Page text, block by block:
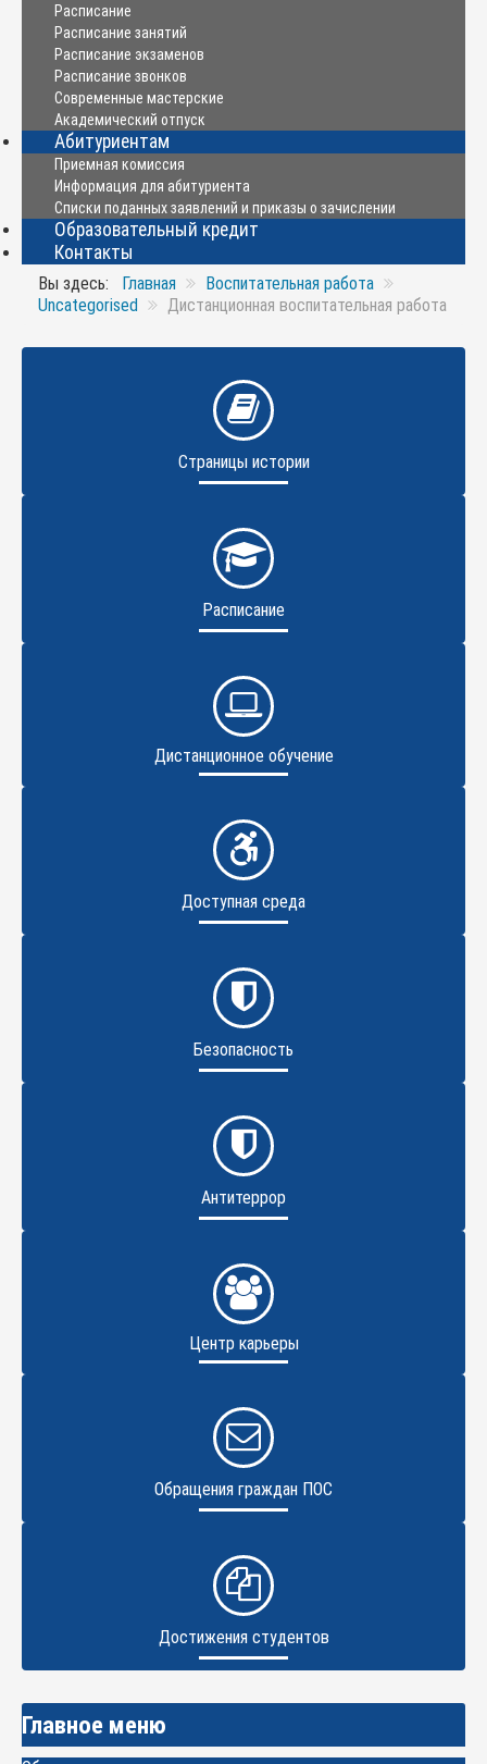
Расписание
Расписание занятий
Расписание экзаменов
Расписание звонков
Современные мастерские
Академический отпуск
Абитуриентам
Приемная комиссия
Информация для абитуриента
Списки поданных заявлений и приказы о зачислении
Образовательный кредит
Контакты
Вы здесь: Главная
Воспитательная работа
Uncategorised
Дистанционная воспитательная работа
Страницы истории
Расписание
Дистанционное обучение
Доступная среда
Безопасность
Антитеррор
Центр карьеры
Обращения граждан ПОС
Достижения студентов
Главное меню